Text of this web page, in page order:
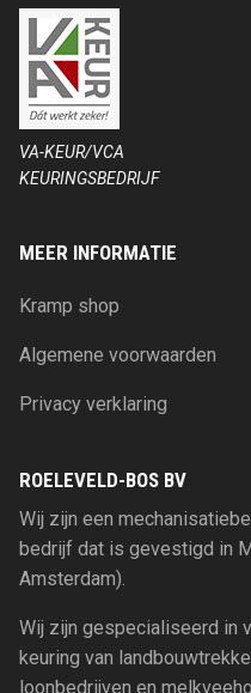
VA-KEUR/VCA
KEURINGSBEDRIJF
MEER INFORMATIE
Kramp shop
Algemene voorwaarden
Privacy verklaring
ROELEVELD-BOS BV
Wij zijn een
bedrijf dat is gevestigd in
Amsterdam).
Wij zijn gespecialiseerd in
keuring van
loonbedrijven en